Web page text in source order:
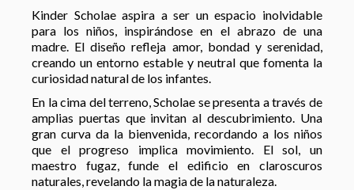
Kinder Scholae aspira a ser un espacio inolvidable
para los niños, inspirándose en el abrazo de una
madre. El diseño refleja amor, bondad y serenidad,
creando un entorno estable y neutral que fomenta la
curiosidad natural de los infantes.
En la cima del terreno, Scholae se presenta a través de
amplias puertas que invitan al descubrimiento. Una
gran curva da la bienvenida, recordando a los niños
que el progreso implica movimiento. El sol, un
maestro fugaz, funde el edificio en claroscuros
naturales, revelando la magia de la naturaleza.